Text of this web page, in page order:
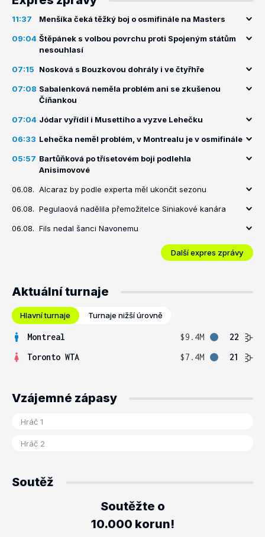
11:37 Menšíka čeká těžký boj o osmifinále na Masters
09:04 Štěpánek s volbou povrchu proti Spojeným státům
nesouhlasí
07:15 Nosková s Bouzkovou dohrály i ve čtyřhře
07:08 Sabalenková neměla problém ani se zkušenou
Číňankou
07:04 Jódar vyřídil i Musettiho a vyzve Lehečku
06:33 Lehečka neměl problém, v Montrealu je v osmifinále
05:57 Bartůňková po třísetovém boji podlehla
Anisimovové
06.08. Alcaraz by podle experta měl ukončit sezonu
06.08. Pegulaová nadělila přemožitelce Siniakové kanára
06.08. Fils nedal šanci Navonemu
Další expres zprávy
Aktuální turnaje
Hlavní turnaje Turnaje nižší úrovně
Montreal $9.4M
22
Toronto WTA
$7.4M 21
Vzájemné zápasy
Soutěž
Soutěžte o
10.000 korun!